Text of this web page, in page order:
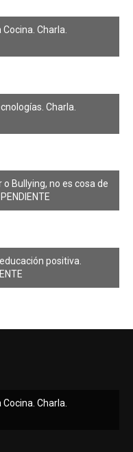
Charla.
Charla.
o Bullying, no es cosa de
positiva.
Charla.